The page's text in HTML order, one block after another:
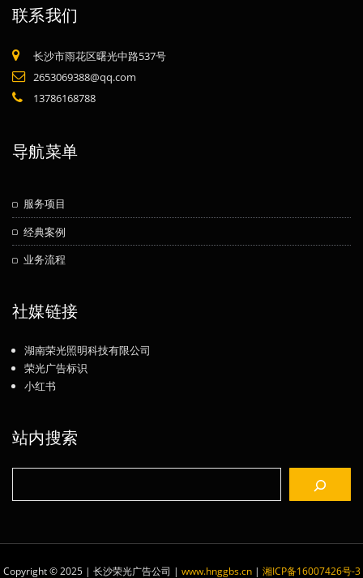
联系我们
长沙市雨花区曙光中路537号
2653069388@qq.com
13786168788
导航菜单
服务项目
经典案例
业务流程
社媒链接
湖南荣光照明科技有限公司
荣光广告标识
小红书
站内搜索
Copyright © 2025 | 长沙荣光广告公司 | www.hnggbs.cn| 湘ICP备16007426号-3